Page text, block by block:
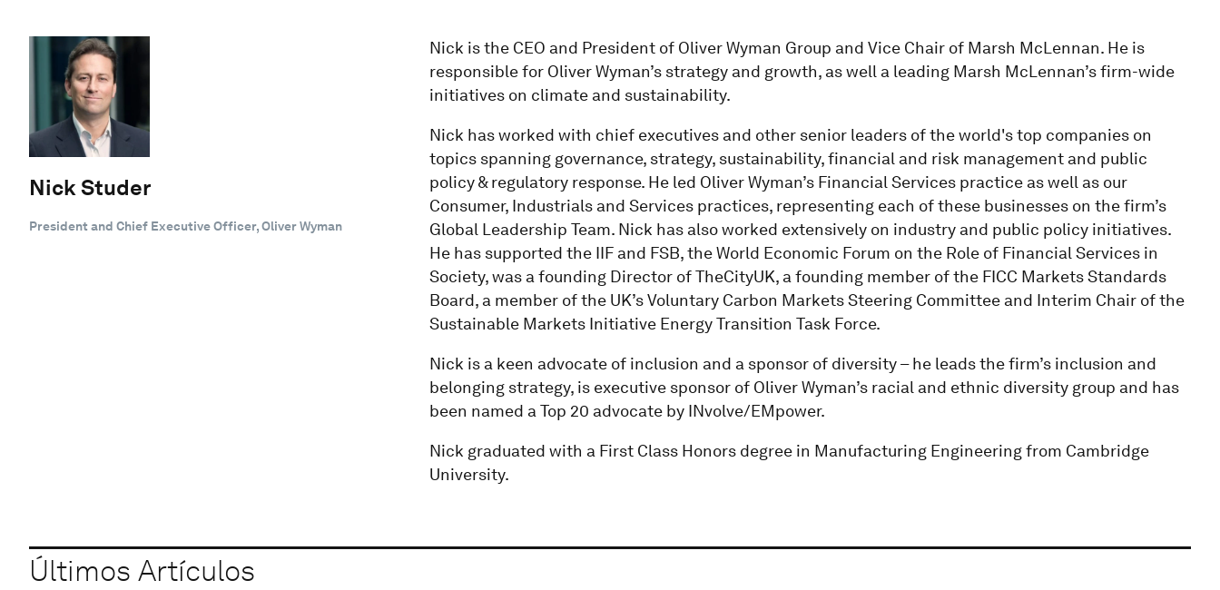
Nick Studer
President and Chief Executive Officer, Oliver Wyman
Nick is the CEO and President of Oliver Wyman Group and Vice Chair of Marsh McLennan. He is
responsible for Oliver Wyman’s strategy and growth, as well a leading Marsh McLennan’s firm-wide
initiatives on climate and sustainability.
Nick has worked with chief executives and other senior leaders of the world's top companies on
topics spanning governance, strategy, sustainability, financial and risk management and public
policy & regulatory response. He led Oliver Wyman’s Financial Services practice as well as our
Consumer, Industrials and Services practices, representing each of these businesses on the firm’s
Global Leadership Team. Nick has also worked extensively on industry and public policy initiatives.
He has supported the IIF and FSB, the World Economic Forum on the Role of Financial Services in
Society, was a founding Director of TheCityUK, a founding member of the FICC Markets Standards
Board, a member of the UK’s Voluntary Carbon Markets Steering Committee and Interim Chair of the
Sustainable Markets Initiative Energy Transition Task Force.
Nick is a keen advocate of inclusion and a sponsor of diversity – he leads the firm’s inclusion and
belonging strategy, is executive sponsor of Oliver Wyman’s racial and ethnic diversity group and has
been named a Top 20 advocate by INvolve/EMpower.
Nick graduated with a First Class Honors degree in Manufacturing Engineering from Cambridge
University.
Últimos Artículos